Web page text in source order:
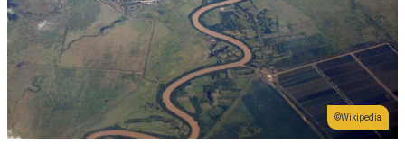
Wikipedia